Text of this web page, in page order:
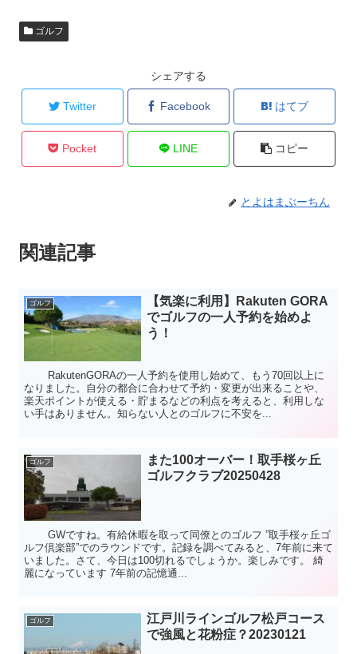
ゴルフ
シェアする
Twitter Facebook はてブ
Pocket LINE コピー
とよはまぶーちん
関連記事
ゴルフ
【気楽に利用】Rakuten GORA
でゴルフの一人予約を始めよ
う！
RakutenGORAの一人予約を使用し始めて、もう70回以上に
なりました。自分の都合に合わせて予約・変更が出来ることや、
楽天ポイントが使える・貯まるなどの利点を考えると、利用しな
い手はありません。知らない人とのゴルフに不安を...
ゴルフ
また100オーバー！取手桜ヶ丘
ゴルフクラブ20250428
GWですね。有給休暇を取って同僚とのゴルフ ”取手桜ヶ丘ゴ
ルフ倶楽部”でのラウンドです。記録を調べてみると、7年前に来て
いました。さて、今日は100切れるでしょうか。楽しみです。 綺
麗になっています 7年前の記憶通...
ゴルフ
江戸川ラインゴルフ松戸コース
で強風と花粉症？20230121